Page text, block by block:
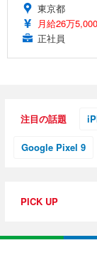
東京都
月給26万
正社員
注目の話題
Google Pixel 9
PICK UP